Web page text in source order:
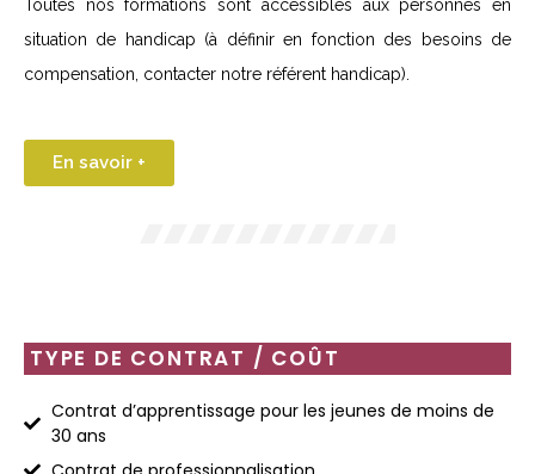
Toutes nos formations sont accessibles aux personnes en
situation de handicap (à définir en fonction des besoins de
compensation, contacter notre référent handicap).
En savoir +
TYPE DE CONTRAT / COÛT
Contrat d’apprentissage pour les jeunes de moins de
30 ans